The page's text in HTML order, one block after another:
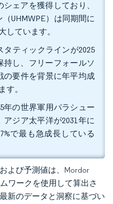
シェアを獲得しており、
UHMWPE）は同期間に
しています。
ティックラインが2025
持し、フリーフォールソ
の要件を背景に年平均成
す。
年の世界軍用パラシュー
アジア太平洋が2031年に
で最も急成長している
よび予測値は、Mordor
ワークを使用して算出さ
新のデータと洞察に基づい